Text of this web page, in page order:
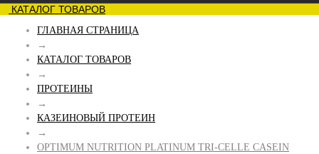
КАТАЛОГ ТОВАРОВ
ГЛАВНАЯ СТРАНИЦА
→
КАТАЛОГ ТОВАРОВ
→
ПРОТЕИНЫ
→
КАЗЕИНОВЫЙ ПРОТЕИН
→
OPTIMUM NUTRITION PLATINUM TRI-CELLE CASEIN